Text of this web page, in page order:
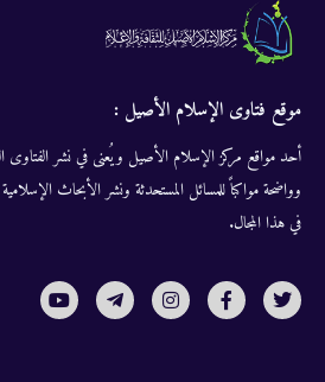
موقع فتاوى الإسلام الأصيل :
أحد مواقع مركز الإسلام الأصيل ويُعنى في نشر الفتاوى
وواضحة مواكباً للمسائل المستحدثة ونشر الأبحاث
في هذا المجال.